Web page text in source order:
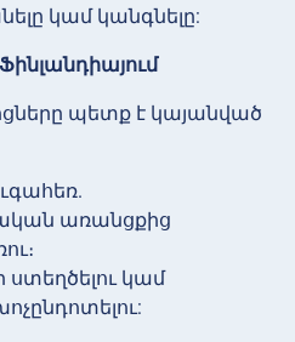
կամ կանգնելը:
պետք է կայանված
առանցքից
կամ